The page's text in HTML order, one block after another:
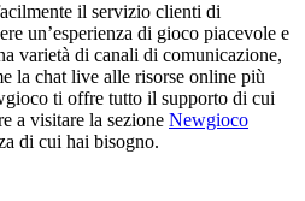
il servizio clienti di
un’esperienza di gioco piacevole e
varietà di canali di comunicazione,
la chat live alle risorse online più
ti offre tutto il supporto di cui
a visitare la sezione Newgioco
di cui hai bisogno.